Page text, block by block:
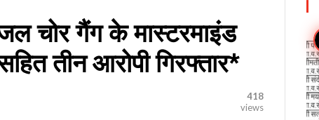
चोर गैंग के मास्टरमाइंड
तीन आरोपी गिरफ्तार*
418
views